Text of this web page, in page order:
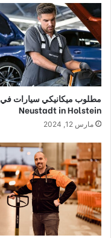
مطلوب ميكانيكي سيارات في
Neustadt in Holstein
مارس 12, 2024